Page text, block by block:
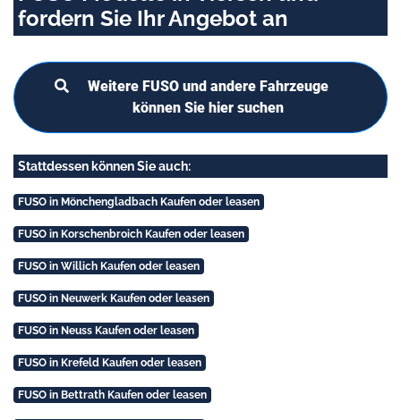
fordern Sie Ihr Angebot an
Weitere FUSO und andere Fahrzeuge
können Sie hier suchen
Stattdessen können Sie auch:
FUSO in Mönchengladbach Kaufen oder leasen
FUSO in Korschenbroich Kaufen oder leasen
FUSO in Willich Kaufen oder leasen
FUSO in Neuwerk Kaufen oder leasen
FUSO in Neuss Kaufen oder leasen
FUSO in Krefeld Kaufen oder leasen
FUSO in Bettrath Kaufen oder leasen